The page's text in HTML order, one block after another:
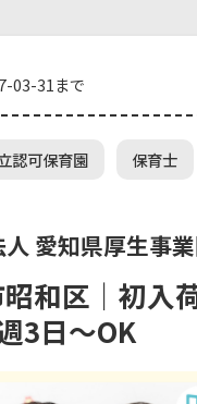
03-31まで
認可保育園 保育士
愛知県厚生事
和区｜初入
3日～OK